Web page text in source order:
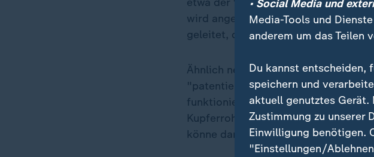
wird angesaugt, durch eine speziell
geleitet, dort verlangsamt und
Ähnlich nebulös die Werbung für
"patentierten, von der NASA
funktionieren, erklärt eine KI-
Kupferrohre in dem Gerät, die
könne damit "in 90 Sekunden" um
• Social Media und
Media-Tools und
anderem um das Teilen
Du kannst entscheiden,
speichern und
aktuell genutztes
Zustimmung zu unserer
Einwilligung benötigen.
"Einstellungen/